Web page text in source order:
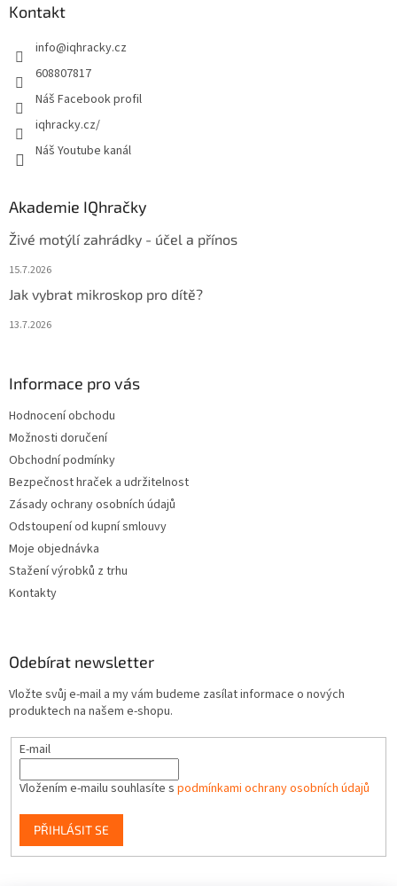
Kontakt
info@iqhracky.cz
608807817
Náš Facebook profil
iqhracky.cz/
Náš Youtube kanál
Akademie IQhračky
Živé motýlí zahrádky - účel a přínos
15.7.2026
Jak vybrat mikroskop pro dítě?
13.7.2026
Informace pro vás
Hodnocení obchodu
Možnosti doručení
Obchodní podmínky
Bezpečnost hraček a udržitelnost
Zásady ochrany osobních údajů
Odstoupení od kupní smlouvy
Moje objednávka
Stažení výrobků z trhu
Kontakty
Odebírat newsletter
Vložte svůj e-mail a my vám budeme zasílat informace o nových
produktech na našem e-shopu.
E-mail
Vložením e-mailu souhlasíte s podmínkami ochrany osobních údajů
PŘIHLÁSIT SE